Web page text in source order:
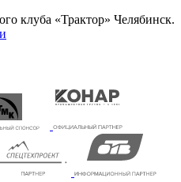
клуба «Трактор» Челябинск.